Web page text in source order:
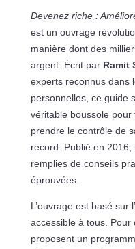
Devenez riche :
est un ouvrage
manière dont des
argent. Écrit par Ramit
experts reconnus dans
personnelles, ce guide
véritable boussole
prendre le contrôle de
record. Publié en
remplies de conseils
éprouvées.
L’ouvrage est basé sur
accessible à tous.
proposent un